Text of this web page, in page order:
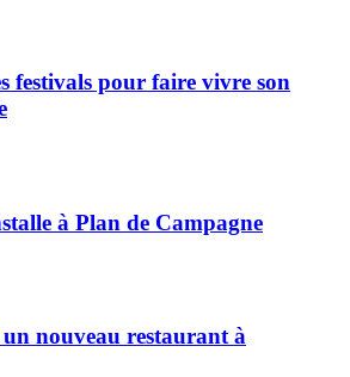
festivals pour faire vivre son
à Plan de Campagne
nouveau restaurant à